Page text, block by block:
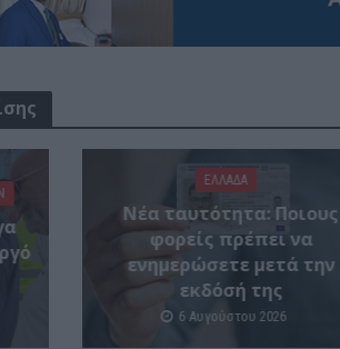
ΕΛΛΑΔΑ
Νέα ταυτότητα: Ποιους
φορείς πρέπει να
ενημερώσετε μετά την
εκδόσή της
6 Αυγούστου 2026